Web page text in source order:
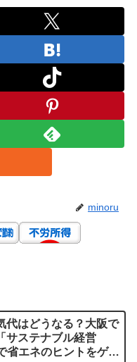
minoru
代はどうなる？大阪で
サステナブル経営
省エネのヒントをゲッ